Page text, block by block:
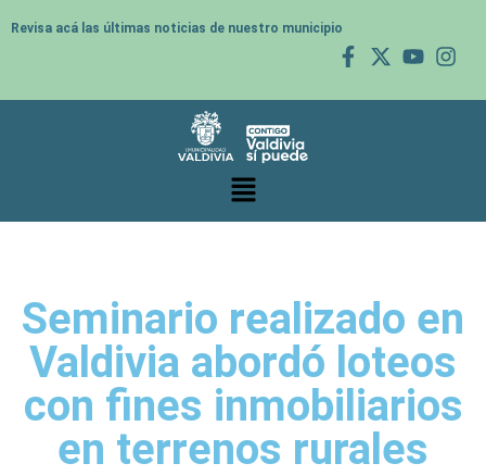
Revisa acá las últimas noticias de nuestro municipio
Seminario realizado en
Valdivia abordó loteos
con fines inmobiliarios
en terrenos rurales